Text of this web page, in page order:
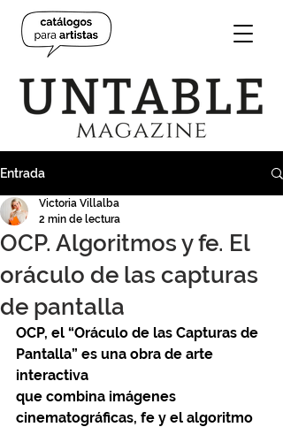
Entrada
OCP. Algoritmos y fe. El
oráculo de las capturas
de pantalla
Victoria Villalba
2 min de lectura
OCP, el “Oráculo de las Capturas de
Pantalla” es una obra de arte
interactiva
que combina imágenes
cinematográficas, fe y el algoritmo